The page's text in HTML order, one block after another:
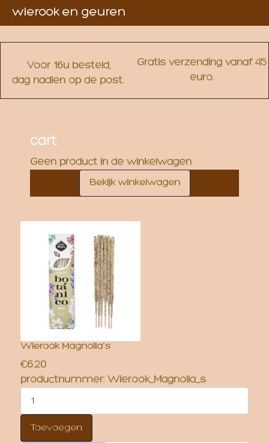
Voor 16u besteld,
dag nadien op de post.
Gratis verzending vanaf 45
euro.
cart
Geen product in de winkelwagen
Wierook Magnolia's
€6.20
productnummer: Wierook_Magnolia_s
wierook en geuren